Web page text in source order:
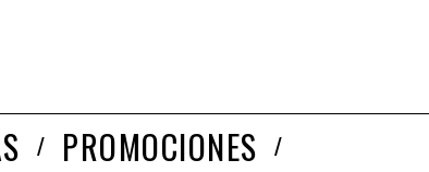
PROMOCIONES